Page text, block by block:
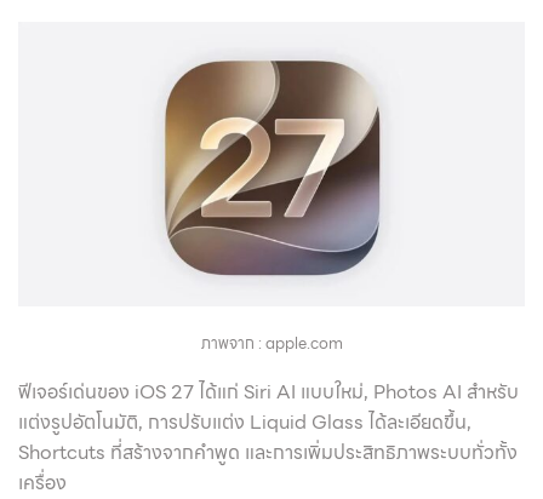
ภาพจาก : apple.com
ฟีเจอร์เด่นของ iOS 27 ได้แก่ Siri AI แบบใหม่, Photos AI สำหรับ
แต่งรูปอัตโนมัติ, การปรับแต่ง Liquid Glass ได้ละเอียดขึ้น,
Shortcuts ที่สร้างจากคำพูด และการเพิ่มประสิทธิภาพระบบทั่วทั้ง
เครื่อง